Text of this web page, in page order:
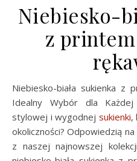
Niebiesko-
z
Niebiesko-biała sukienka z printem i krótkim rękawem –
Idealny Wybór dla
stylowej i wygodnej sukienki,
okoliczności? Odpowiedzią
z naszej najnowszej